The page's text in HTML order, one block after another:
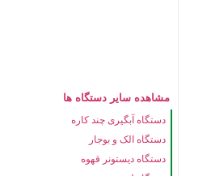
مشاهده سایر دستگاه ها
دستگاه آبگیری چند کاره
دستگاه الک و بوجار
دستگاه دیستونر قهوه